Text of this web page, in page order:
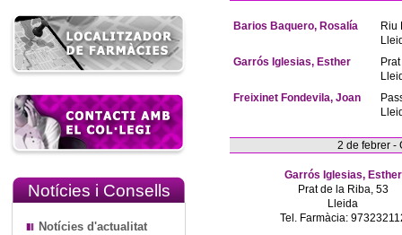
Notícies i Consells
Notícies d'actualitat
Barios Baquero, Rosalía
Riu
Garrós Iglesias, Esther
Freixinet Fondevila, Joan
2 de febrer -
Garrós Iglesias, Esther
Prat de la Riba, 53
Lleida
Tel. Farmàcia: